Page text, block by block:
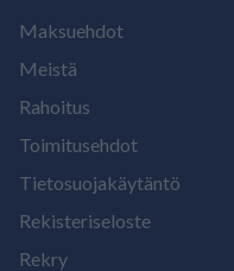
Maksuehdot
Meistä
Rahoitus
Toimitusehdot
Tietosuojakäytäntö
Rekisteriseloste
Rekry